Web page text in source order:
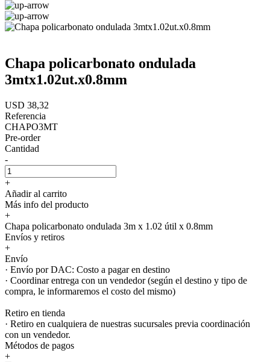
Chapa policarbonato ondulada
3mtx1.02ut.x0.8mm
USD 38,32
Referencia
CHAPO3MT
Pre-order
Cantidad
-
+
Añadir al carrito
Más info del producto
+
Chapa policarbonato ondulada 3m x 1.02 útil x 0.8mm
Envíos y retiros
+
Envío
· Envío por DAC: Costo a pagar en destino
· Coordinar entrega con un vendedor (según el destino y tipo de
compra, le informaremos el costo del mismo)
Retiro en tienda
· Retiro en cualquiera de nuestras sucursales previa coordinación
con un vendedor.
Métodos de pagos
+